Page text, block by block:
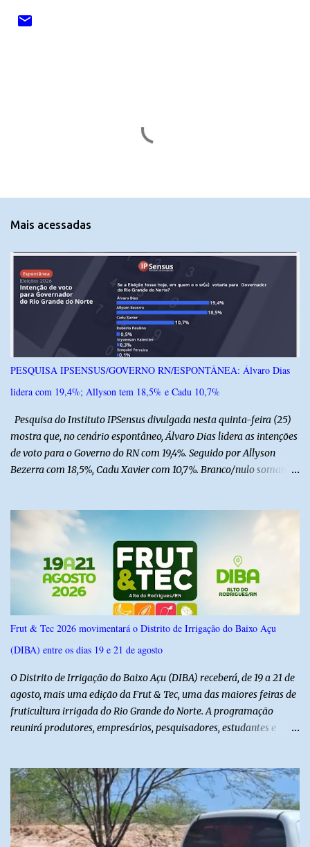
n
r
i
o
Mais acessadas
PESQUISA IPSENSUS/GOVERNO RN/ESPONTÂNEA: Álvaro Dias
lidera com 19,4%; Allyson tem 18,5% e Cadu 10,7%
Pesquisa do Instituto IPSensus divulgada nesta quinta-feira (25)
mostra que, no cenário espontâneo, Álvaro Dias lidera as intenções
de voto para o Governo do RN com 19,4%. Seguido por Allyson
Bezerra com 18,5%, Cadu Xavier com 10,7%. Branco/nulo somaram
do Norte entre os dias 18 e 22 de junho de 2026. O levantamento
possui margem de erro de 2,5 pontos percentuais e nível de
confiança de 95%. Registro no TSE: RN-09520/2026
Frut & Tec 2026 movimentará o Distrito de Irrigação do Baixo Açu
(DIBA) entre os dias 19 e 21 de agosto
O Distrito de Irrigação do Baixo Açu (DIBA) receberá, de 19 a 21 de
agosto, mais uma edição da Frut & Tec, uma das maiores feiras de
fruticultura irrigada do Rio Grande do Norte. A programação
reunirá produtores, empresários, pesquisadores, estudantes e
instituições e tecnologias voltadas ao setor. Além das atividades
técnicas, a feira contará com programação cultural. No dia 20 de
agosto, o público poderá prestigiar o show de humor com Mução,
seguido de apresentação musical de Vê Barreto. A Frut & Tec
reforça a importância do Distrito de Irrigação do Baixo Açu como